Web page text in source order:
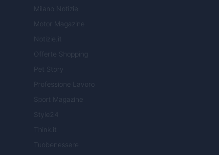
Milano Notizie
Motor Magazine
Notizie.it
Offerte Shopping
Pet Story
Professione Lavoro
Sport Magazine
Style24
Think.it
Tuobenessere